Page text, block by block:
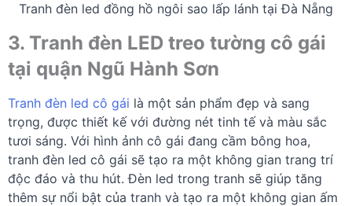
Tranh đèn led đồng hồ ngôi sao lấp lánh tại Đà Nẵng
3. Tranh đèn LED treo tường cô gái
tại quận Ngũ Hành Sơn
Tranh đèn led cô gái là một sản phẩm đẹp và sang
trọng, được thiết kế với đường nét tinh tế và màu sắc
tươi sáng. Với hình ảnh cô gái đang cầm bông hoa,
tranh đèn led cô gái sẽ tạo ra một không gian trang trí
độc đáo và thu hút. Đèn led trong tranh sẽ giúp tăng
thêm sự nổi bật của tranh và tạo ra một không gian ấm